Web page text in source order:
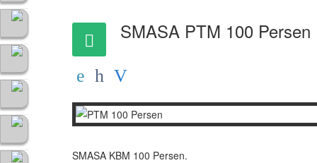
SMASA PTM 100 Persen
SMASA KBM 100 Persen.